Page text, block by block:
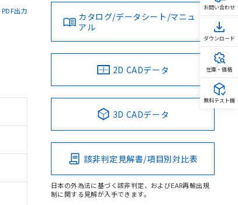
PDF出力
カタログ/データシート/マニュ
アル
2D CADデータ
3D CADデータ
該非判定見解書/項目別対比表
日本の外為法に基づく該非判定、およびEAR再輸出規
制に関する見解が入手できます。
お問い合わせ
ダウンロード
在庫・価格
無料テスト機